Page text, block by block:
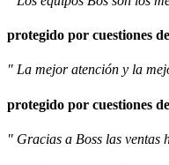
protegido por cuestiones
" La mejor atención y la
protegido por cuestiones
" Gracias a Boss las ventas